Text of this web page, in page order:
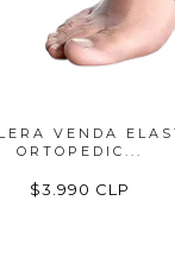
VENDA
ORTOPEDIC...
$3.990 CLP